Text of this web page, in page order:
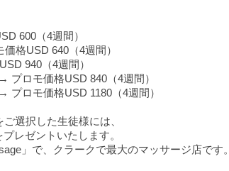
600（4週間）
格USD 640（4週間）
940（4週間）
プロモ価格USD 840（4週間）
プロモ価格USD 1180（4週間）
選択した生徒様には、
レゼントいたします。
」で、クラークで最大のマッサージ店です。